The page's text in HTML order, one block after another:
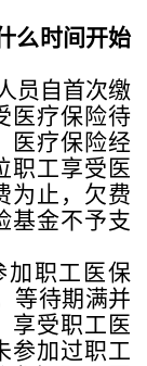
么时间开始
员自首次缴
医疗保险待
医疗保险经
职工享受医
为止，欠费
基金不予支
加职工医保
等待期满并
享受职工医
参加过职工